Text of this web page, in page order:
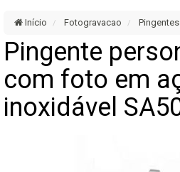
Início Fotogravacao
Pingente
com foto em
inoxidável